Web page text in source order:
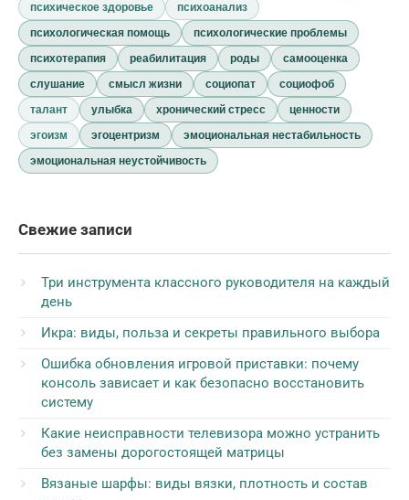
психическое здоровье
психоанализ
психологическая помощь
психологические проблемы
психотерапия
реабилитация роды
самооценка
слушание
смысл жизни социопат
социофоб
талант
улыбка хронический стресс
ценности
эгоизм
эгоцентризм
эмоциональная нестабильность
эмоциональная неустойчивость
Свежие записи
Три инструмента классного руководителя на каждый
день
Икра: виды, польза и секреты правильного выбора
Ошибка обновления игровой приставки: почему
консоль зависает и как безопасно восстановить
систему
Какие неисправности телевизора можно устранить
без замены дорогостоящей матрицы
Вязаные шарфы: виды вязки, плотность и состав